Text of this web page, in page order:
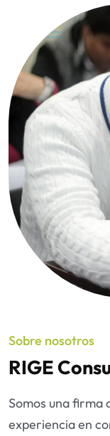
Sobre nosotros
RIGE
Somos una firma
experiencia en